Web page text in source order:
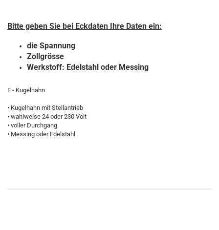
Bitte geben Sie bei Eckdaten Ihre Daten ein:
die Spannung
Zollgrösse
Werkstoff: Edelstahl oder Messing
E - Kugelhahn
• Kugelhahn mit Stellantrieb
• wahlweise 24 oder 230 Volt
• voller Durchgang
• Messing oder Edelstahl